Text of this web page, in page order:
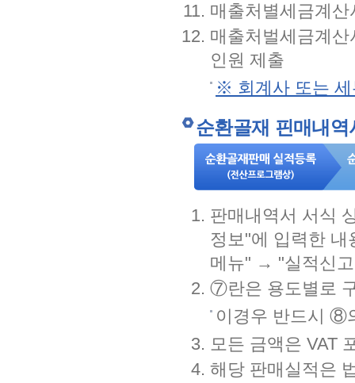
매출처별세금계
매출처벌세금계
인원 제출
※ 회계사 또는 세
순환골재 핀매내역
판매내역서 서식
정보"에 입력한 내
메뉴" → "실적신
⑦란은 용도별로
이경우 반드시 ⑧
모든 금액은 VAT
해당 판매실적은